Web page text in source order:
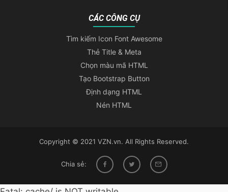
CÁC CÔNG CỤ
Tìm kiếm Icon Font Awesome
Thẻ Title & Meta
Chọn màu mã HTML
Tạo Bootstrap Button
Định dạng HTML
Nén HTML
Copyright © 2021 VZN.vn. All Rights Reserved.
Chia sẻ: